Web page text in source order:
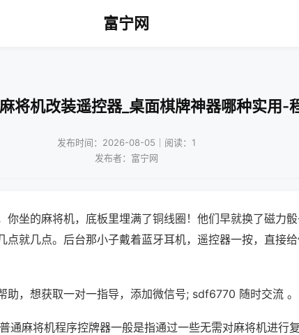
富宁网
将机改装遥控器_桌面棋牌神器哪种实用-
发布时间：2026-08-05｜阅读：1
发布者：富宁网
你坐的麻将机，底板里埋满了铜线圈！他们早就换了磁力
点就几点。后台那小子戴着蓝牙耳机，遥控器一按，直接
助，想获取一对一指导，添加微信号; sdf6770 随时交流 。
通麻将机程序控牌器一般是指通过一些无需对麻将机进行